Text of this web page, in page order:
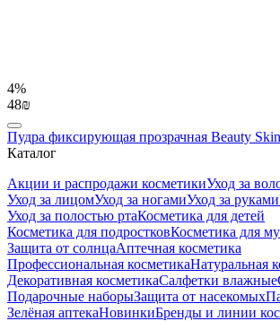
4%
48₪
Пудра фиксирующая прозрачная Beauty
Каталог
Акции и распродажи косметикиУход за
Уход за лицомУход за ногамиУход за руками
Уход за полостью ртаКосметика для детей
Косметика для подростковКосметика для
Защита от солнцаАптечная косметика
Профессиональная косметикаНатуральная
Декоративная косметикаСалфетки влажные
Подарочные наборыЗащита от насекомых
Зелёная аптекаНовинкиБренды и линии